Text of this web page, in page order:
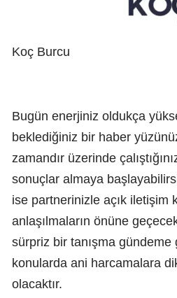
Koç Burcu
Bugün enerjiniz oldukça
beklediğiniz bir haber
zamandır üzerinde
sonuçlar almaya
ise partnerinizle açık iletişim
anlaşılmaların önüne
sürpriz bir tanışma gündeme
konularda ani harcamalara
olacaktır.